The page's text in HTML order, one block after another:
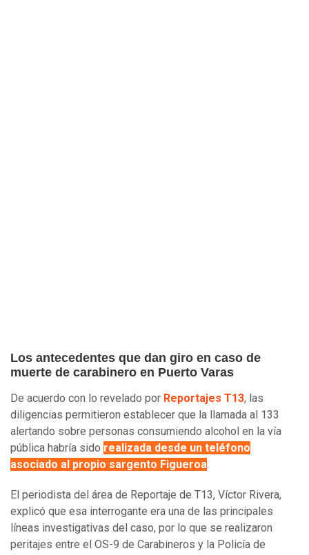
Los antecedentes que dan giro en caso de
muerte de carabinero en Puerto Varas
De acuerdo con lo revelado por Reportajes T13, las
diligencias permitieron establecer que la llamada al 133
alertando sobre personas consumiendo alcohol en la vía
pública habría sido realizada desde un teléfono
asociado al propio sargento Figueroa
El periodista del área de Reportaje de T13, Víctor Rivera,
explicó que esa interrogante era una de las principales
líneas investigativas del caso, por lo que se realizaron
peritajes entre el OS-9 de Carabineros y la Policía de